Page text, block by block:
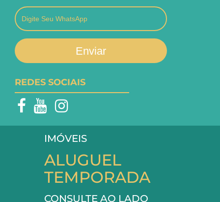
Enviar
REDES SOCIAIS
IMÓVEIS
ALUGUEL
TEMPORADA
CONSULTE AO LADO